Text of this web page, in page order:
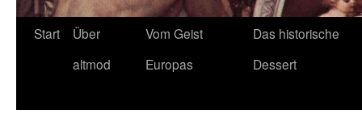
Start
Über
altmod
Vom Geist
Europas
Das historische
Dessert